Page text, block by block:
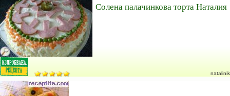
Солена палачинкова торта Наталия
natalinik